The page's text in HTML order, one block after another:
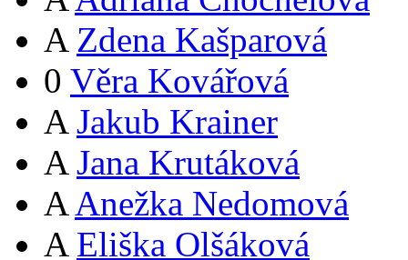
A Zdena Kašparová
0 Věra Kovářová
A Jakub Krainer
A Jana Krutáková
A Anežka Nedomová
A Eliška Olšáková